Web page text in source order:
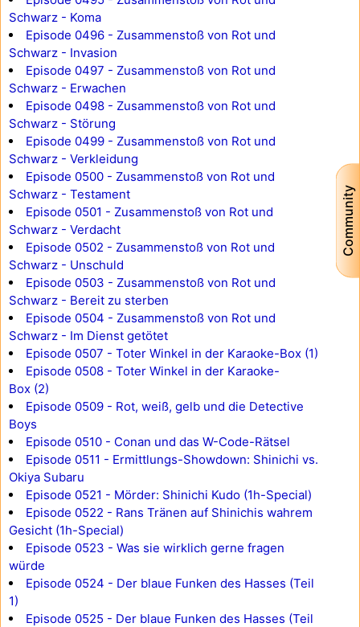
Community
Schwarz - Koma
Episode 0496 - Zusammenstoß von Rot und
Schwarz - Invasion
Episode 0497 - Zusammenstoß von Rot und
Schwarz - Erwachen
Episode 0498 - Zusammenstoß von Rot und
Schwarz - Störung
Episode 0499 - Zusammenstoß von Rot und
Schwarz - Verkleidung
Episode 0500 - Zusammenstoß von Rot und
Schwarz - Testament
Episode 0501 - Zusammenstoß von Rot und
Schwarz - Verdacht
Episode 0502 - Zusammenstoß von Rot und
Schwarz - Unschuld
Episode 0503 - Zusammenstoß von Rot und
Schwarz - Bereit zu sterben
Episode 0504 - Zusammenstoß von Rot und
Schwarz - Im Dienst getötet
Episode 0507 - Toter Winkel in der Karaoke-Box (1)
Episode 0508 - Toter Winkel in der Karaoke-
Box (2)
Episode 0509 - Rot, weiß, gelb und die Detective
Boys
Episode 0510 - Conan und das W-Code-Rätsel
Episode 0511 - Ermittlungs-Showdown: Shinichi vs.
Okiya Subaru
Episode 0521 - Mörder: Shinichi Kudo (1h-Special)
Episode 0522 - Rans Tränen auf Shinichis wahrem
Gesicht (1h-Special)
Episode 0523 - Was sie wirklich gerne fragen
würde
Episode 0524 - Der blaue Funken des Hasses (Teil
1)
Episode 0525 - Der blaue Funken des Hasses (Teil